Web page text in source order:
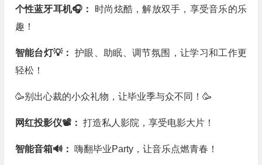
个性蓝牙耳机🎧： 时尚炫酷，解放双手，享受音乐的乐
趣！
智能台灯💡：护眼、助眠、调节氛围，让学习和工作更
轻松！
🥳别出心裁的小众礼物，让毕业季与众不同！🥳
网红投影仪📽️： 打造私人影院，享受电影大片！
智能音箱🔊： 嗨翻毕业Party，让音乐点燃青春！